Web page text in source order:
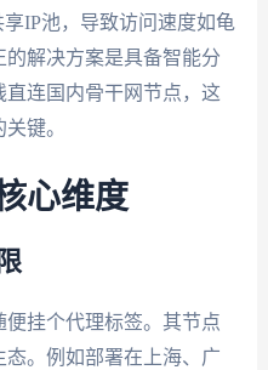
IP池，导致访问速度如龟
解决方案是具备智能分
连国内骨干网节点，这
键。
心维度
挂个代理标签。其节点
。例如部署在上海、广